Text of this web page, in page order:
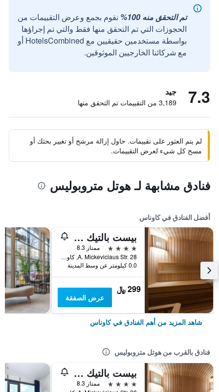
تم التحقق منه 100%
نقوم بجمع وعرض التقييمات من
الحجوزات التي تم التحقق منها فقط والتي تم إجراؤها
بواسطة مستخدمين حقيقيين مع HotelsCombined أو
مع شركائنا الخارجيين الموثوقين.
7.3 جيد
3,189 من التقييمات تم التحقق منها
لم يتم العثور على تقييمات. حاول إزالة مرشح أو تغيير بحثك أو
مسح كل شيء لعرض التقييمات.
فنادق مشابهة لـ هوتل متروبوليس
أفضل الفنادق في كاوناس
بيست بالتيك كوناس هوتل
4 نجوم
ممتاز 8.3
A. Mickeviciaus Str. 28, كاوناس, ليتوانيا
0.0 كيلومتر عن وسط المدينة
299 ﷼
عرض الصفقة
شاهد المزيد من أهم الفنادق في كاوناس
فنادق بالقرب من هوتل متروبوليس
بيست بالتيك كوناس هوتل
4 نجوم
ممتاز 8.3